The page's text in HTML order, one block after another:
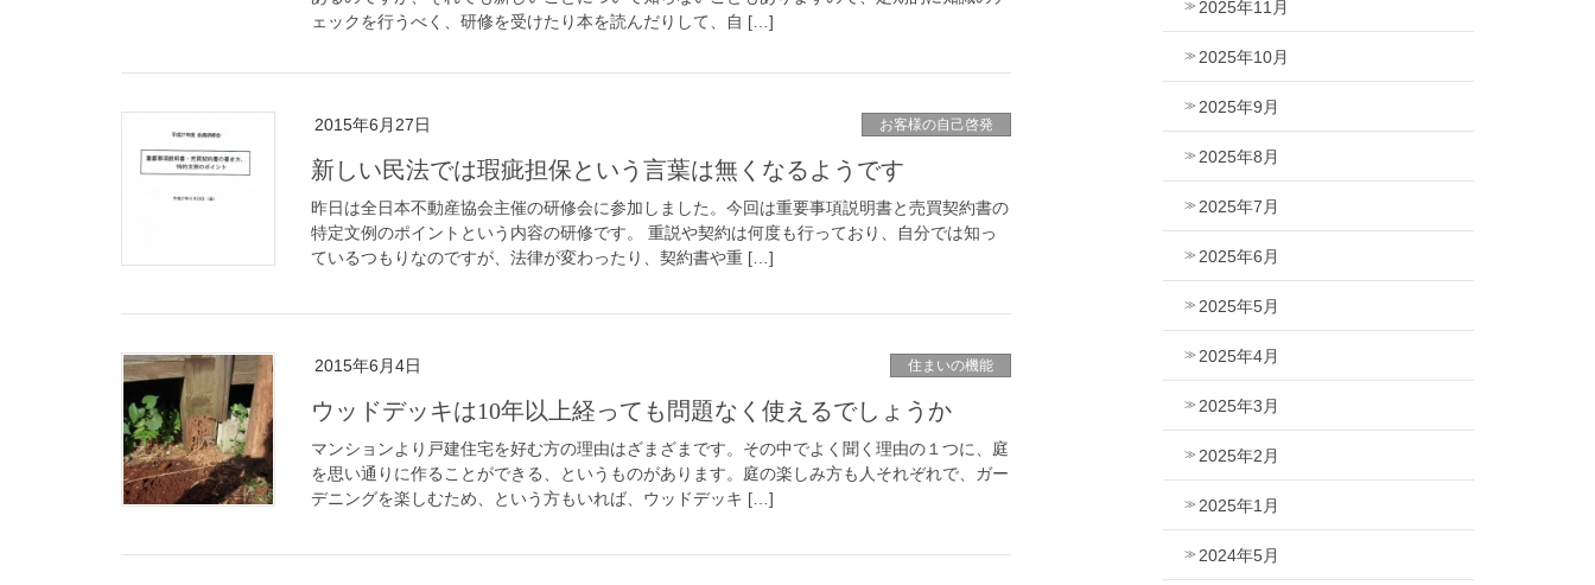
ェックを行うべく、研修を受けたり本を読んだりして、自 […]
2015年6月27日 お客様の自己啓発
新しい民法では瑕疵担保という言葉は無くなるようです
昨日は全日本不動産協会主催の研修会に参加しました。今回は重要事項説明書と売買契約書の
特定文例のポイントという内容の研修です。 重説や契約は何度も行っており、自分では知っ
ているつもりなのですが、法律が変わったり、契約書や重 […]
2015年6月4日 住まいの機能
ウッドデッキは10年以上経っても問題なく使えるでしょうか
マンションより戸建住宅を好む方の理由はざまざまです。その中でよく聞く理由の１つに、庭
を思い通りに作ることができる、というものがあります。庭の楽しみ方も人それぞれで、ガー
デニングを楽しむため、という方もいれば、ウッドデッキ […]
2025年11月
2025年10月
2025年9月
2025年8月
2025年7月
2025年6月
2025年5月
2025年4月
2025年3月
2025年2月
2025年1月
2024年5月